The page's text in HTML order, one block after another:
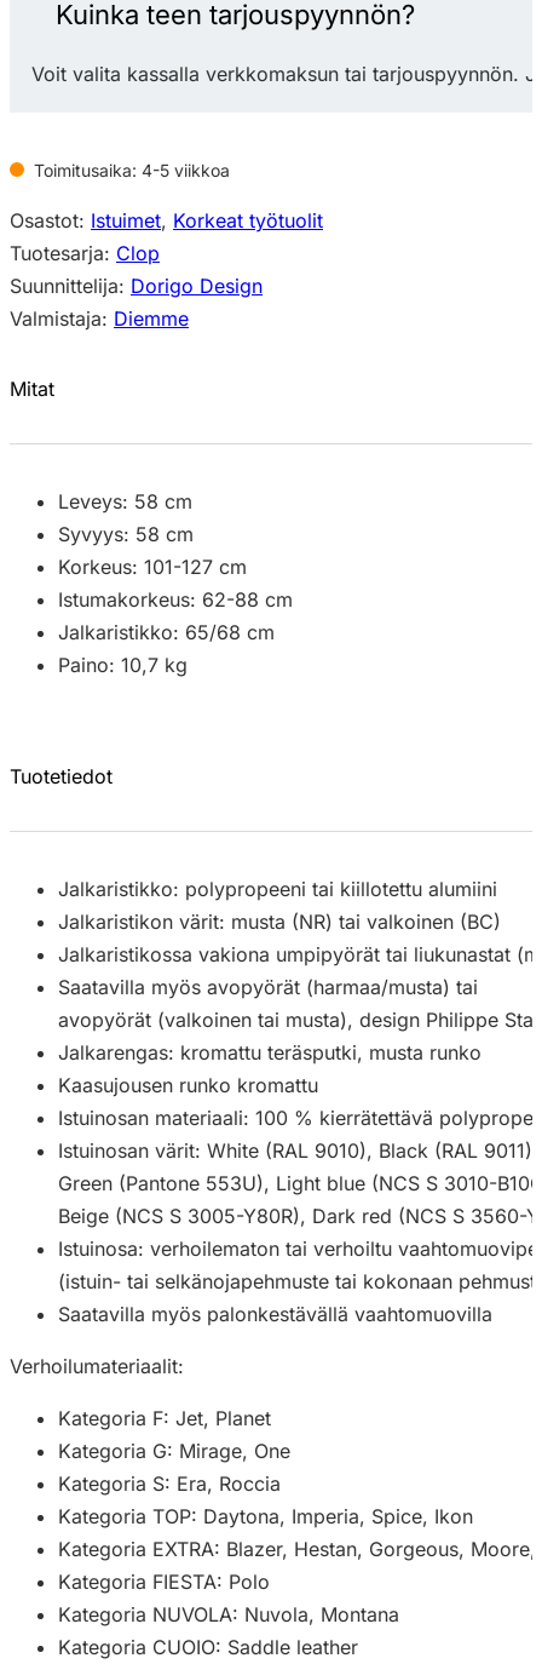
työtuoliKuinka teen tarjouspyynnön?
Voit valita kassalla verkkomaksun tai tarjouspyynnön.
Toimitusaika: 4-5 viikkoa
Osastot: Istuimet, Korkeat työtuolit
Tuotesarja: Clop
Suunnittelija: Dorigo Design
Valmistaja: Diemme
Mitat
Leveys: 58 cm
Syvyys: 58 cm
Korkeus: 101-127 cm
Istumakorkeus: 62-88 cm
Jalkaristikko: 65/68 cm
Paino: 10,7 kg
Tuotetiedot
Jalkaristikko: polypropeeni tai kiillotettu alumiini
Jalkaristikon värit: musta (NR) tai valkoinen (BC)
Jalkaristikossa vakiona umpipyörät tai liukunastat
Saatavilla myös avopyörät (harmaa/musta) tai
avopyörät (valkoinen tai musta), design Philippe
Jalkarengas: kromattu teräsputki, musta runko
Kaasujousen runko kromattu
Istuinosan materiaali: 100 % kierrätettävä
Istuinosan värit: White (RAL 9010), Black (RAL
Green (Pantone 553U), Light blue (NCS S 3010-
Beige (NCS S 3005-Y80R), Dark red (NCS S 3560-
Istuinosa: verhoilematon tai verhoiltu
(istuin- tai selkänojapehmuste tai kokonaan
Saatavilla myös palonkestävällä vaahtomuovilla
Verhoilumateriaalit:
Kategoria F: Jet, Planet
Kategoria G: Mirage, One
Kategoria S: Era, Roccia
Kategoria TOP: Daytona, Imperia, Spice, Ikon
Kategoria EXTRA: Blazer, Hestan, Gorgeous,
Kategoria FIESTA: Polo
Kategoria NUVOLA: Nuvola, Montana
Kategoria CUOIO: Saddle leather